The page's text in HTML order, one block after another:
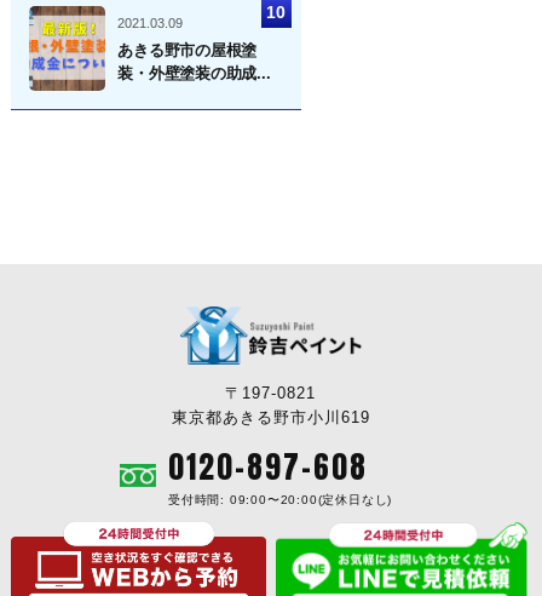
2021.03.09
あきる野市の屋根塗
装・外壁塗装の助成...
〒197-0821
東京都あきる野市小川619
0120-897-608
受付時間: 09:00〜20:00(定休日なし)